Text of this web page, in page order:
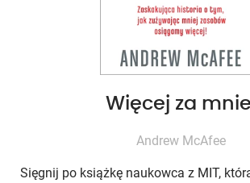
Więcej za
Andrew McAfee
Sięgnij po książkę naukowca z MIT,